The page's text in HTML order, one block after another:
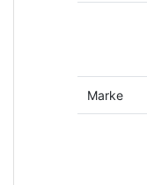
Marke